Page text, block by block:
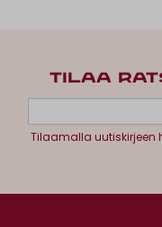
TILAA
Tilaamalla uutiskirjeen